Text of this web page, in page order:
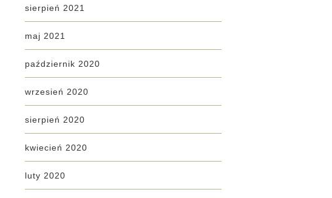
sierpień 2021
maj 2021
październik 2020
wrzesień 2020
sierpień 2020
kwiecień 2020
luty 2020